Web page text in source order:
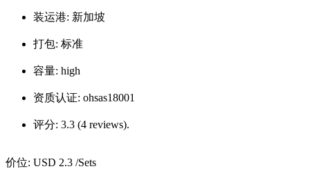
装运港: 新加坡
打包: 标准
容量: high
资质认证: ohsas18001
评分: 3.3 (4 reviews).
价位: USD 2.3 /Sets